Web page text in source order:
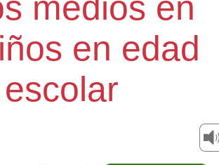
en edad
escolar